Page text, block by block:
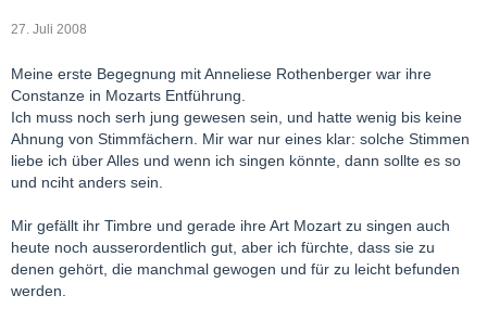
27. Juli 2008
Meine erste Begegnung mit Anneliese Rothenberger war ihre
Constanze in Mozarts Entführung.
Ich muss noch serh jung gewesen sein, und hatte wenig bis keine
Ahnung von Stimmfächern. Mir war nur eines klar: solche Stimmen
liebe ich über Alles und wenn ich singen könnte, dann sollte es so
und nciht anders sein.
Mir gefällt ihr Timbre und gerade ihre Art Mozart zu singen auch
heute noch ausserordentlich gut, aber ich fürchte, dass sie zu
denen gehört, die manchmal gewogen und für zu leicht befunden
werden.